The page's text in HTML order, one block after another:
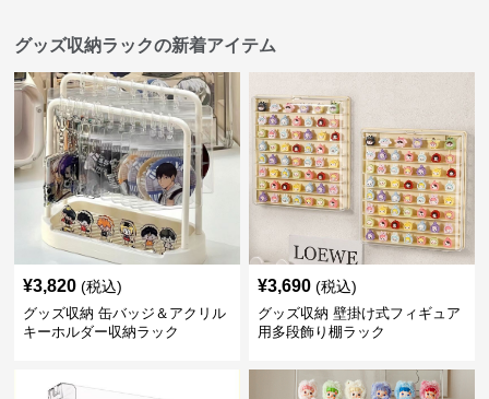
グッズ収納ラックの新着アイテム
¥3,820 (税込)
グッズ収納 缶バッジ＆アクリル
キーホルダー収納ラック
¥3,690 (税込)
グッズ収納 壁掛け式フィギュア
用多段飾り棚ラック